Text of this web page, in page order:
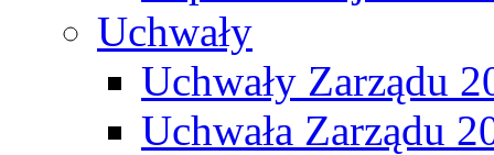
Uchwały
Uchwały Zarządu
Uchwała Zarządu